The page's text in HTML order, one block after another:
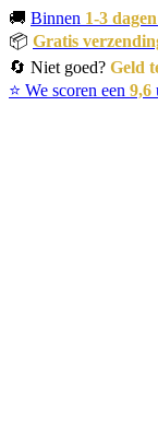
🚚 Binnen 1-3 dagen
📦 Gratis
🔄 Niet goed? Geld
⭐ We scoren een 9,6